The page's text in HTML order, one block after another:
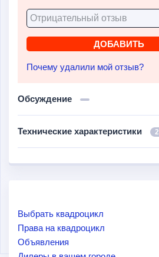
Почему удалили мой отзыв?
Обсуждение
Технические характеристики 2
Выбрать квадроцикл
Права на квадроцикл
Объявления